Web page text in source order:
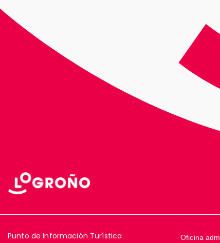
Punto de Información Turística
Oficina